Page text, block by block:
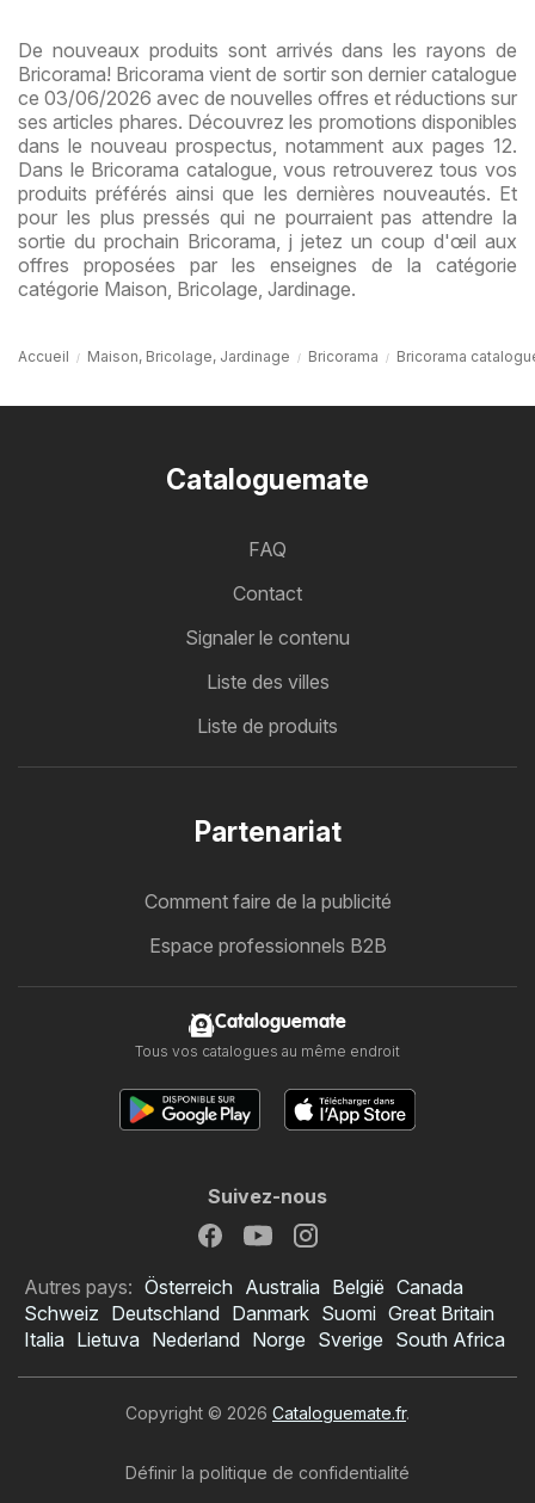
De nouveaux produits sont arrivés dans les rayons de
Bricorama! Bricorama vient de sortir son dernier catalogue
ce 03/06/2026 avec de nouvelles offres et réductions sur
ses articles phares. Découvrez les promotions disponibles
dans le nouveau prospectus, notamment aux pages 12.
Dans le Bricorama catalogue, vous retrouverez tous vos
produits préférés ainsi que les dernières nouveautés. Et
pour les plus pressés qui ne pourraient pas attendre la
sortie du prochain Bricorama, j jetez un coup d'œil aux
offres proposées par les enseignes de la catégorie
catégorie Maison, Bricolage, Jardinage.
Accueil Maison, Bricolage, Jardinage Bricorama Bricorama
Cataloguemate
FAQ
Contact
Signaler le contenu
Liste des villes
Liste de produits
Partenariat
Comment faire de la publicité
Espace professionnels B2B
Cataloguemate
Tous vos catalogues au même endroit
Suivez-nous
Autres pays: Österreich Australia België Canada
Schweiz Deutschland Danmark Suomi Great Britain
Italia Lietuva Nederland Norge Sverige South Africa
Copyright © 2026 Cataloguemate.fr.
Définir la politique de confidentialité